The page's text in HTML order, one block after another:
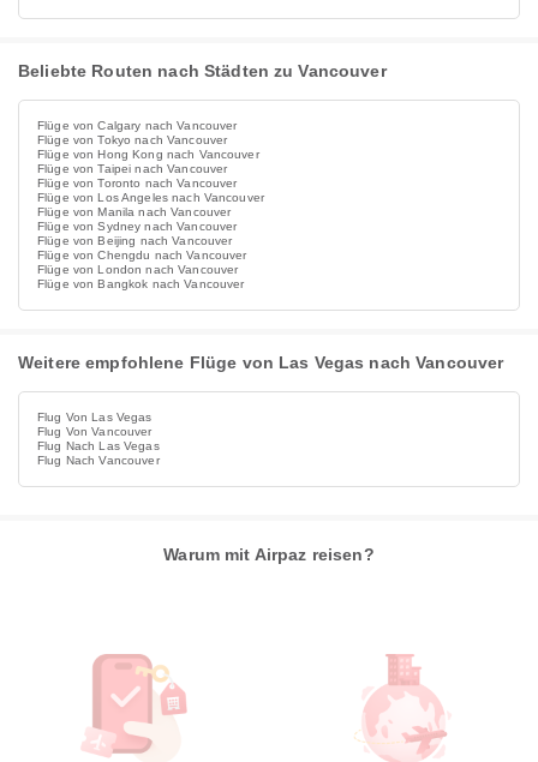
Beliebte Routen nach Städten zu Vancouver
Flüge von Calgary nach Vancouver
Flüge von Tokyo nach Vancouver
Flüge von Hong Kong nach Vancouver
Flüge von Taipei nach Vancouver
Flüge von Toronto nach Vancouver
Flüge von Los Angeles nach Vancouver
Flüge von Manila nach Vancouver
Flüge von Sydney nach Vancouver
Flüge von Beijing nach Vancouver
Flüge von Chengdu nach Vancouver
Flüge von London nach Vancouver
Flüge von Bangkok nach Vancouver
Weitere empfohlene Flüge von Las Vegas nach Vancouver
Flug Von Las Vegas
Flug Von Vancouver
Flug Nach Las Vegas
Flug Nach Vancouver
Warum mit Airpaz reisen?